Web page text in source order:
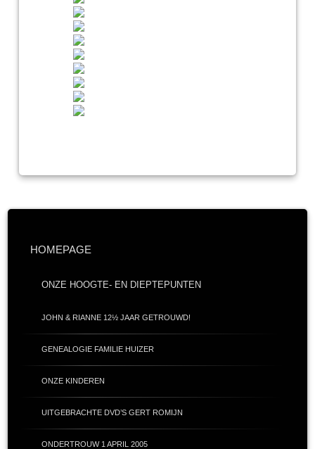
HOMEPAGE
ONZE HOOGTE- EN DIEPTEPUNTEN
JOHN & RIANNE 12½ JAAR GETROUWD!
GENEALOGIE FAMILIE HUIZER
ONZE KINDEREN
UITGEBRACHTE DVD’S GERT ROMIJN
ONDERTROUW 1 APRIL 2005